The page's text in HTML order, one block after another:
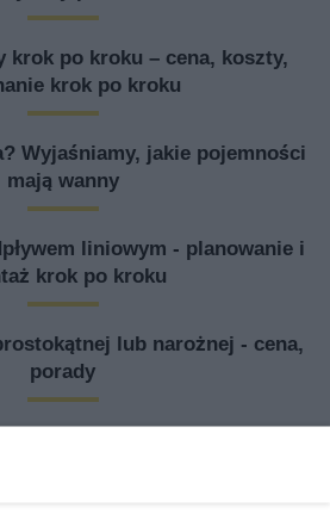
krok po kroku – cena, koszty,
krok po kroku
Wyjaśniamy, jakie pojemności
mają wanny
liniowym - planowanie i
krok po kroku
lub narożnej - cena,
porady